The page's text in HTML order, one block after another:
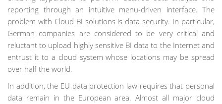
reporting through an intuitive menu-driven interface. The
problem with Cloud BI solutions is data security. In particular,
German companies are considered to be very critical and
reluctant to upload highly sensitive BI data to the Internet and
entrust it to a cloud system whose locations may be spread
over half the world.
In addition, the EU data protection law requires that personal
data remain in the European area. Almost all major cloud